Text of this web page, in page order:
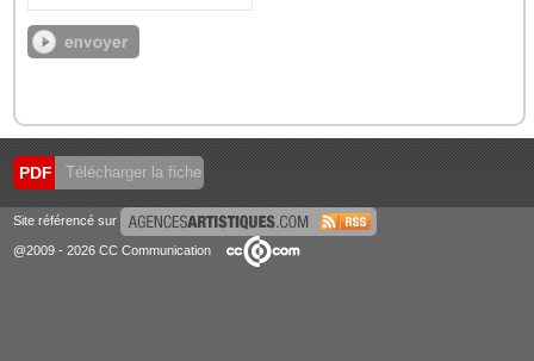
PDF Télécharger la fiche
Site référencé sur
@2009 - 2026 CC Communication